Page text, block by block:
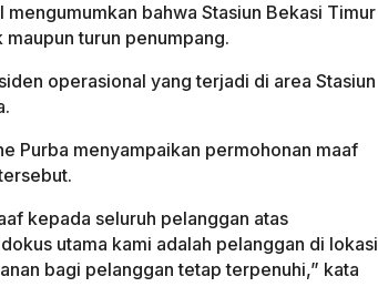
bahwa Stasiun Bekasi Timur
turun penumpang.
operasional yang terjadi di area Stasiun
Purba menyampaikan permohonan maaf
kepada seluruh pelanggan atas
utama kami adalah pelanggan di lokasi
bagi pelanggan tetap terpenuhi,” kata